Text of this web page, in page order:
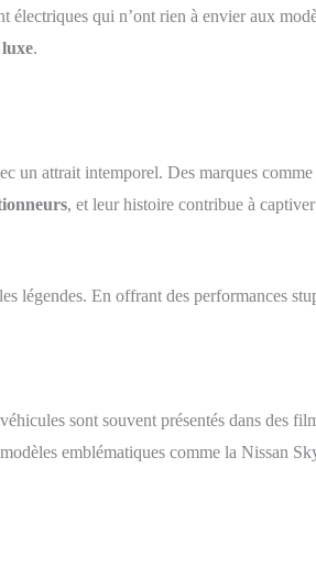
qui n’ont rien à envier aux
luxe.
un attrait intemporel. Des marques
, et leur histoire contribue à
légendes. En offrant des performances
sont souvent présentés dans des
emblématiques comme la Nissan